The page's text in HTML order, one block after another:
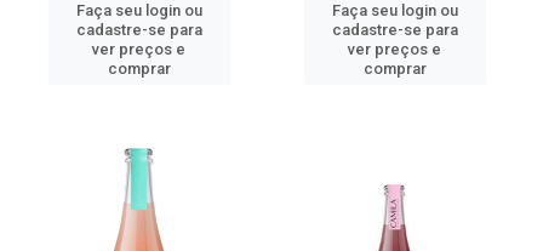
Faça seu login ou
cadastre-se para
ver preços e
comprar
Faça seu login ou
cadastre-se para
ver preços e
comprar